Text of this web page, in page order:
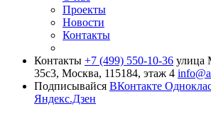
Проекты
Новости
Контакты
Контакты +7 (499) 550-10-36 улица
35с3, Москва, 115184, этаж 4
Подписывайся ВКонтакте
Яндекс.Дзен